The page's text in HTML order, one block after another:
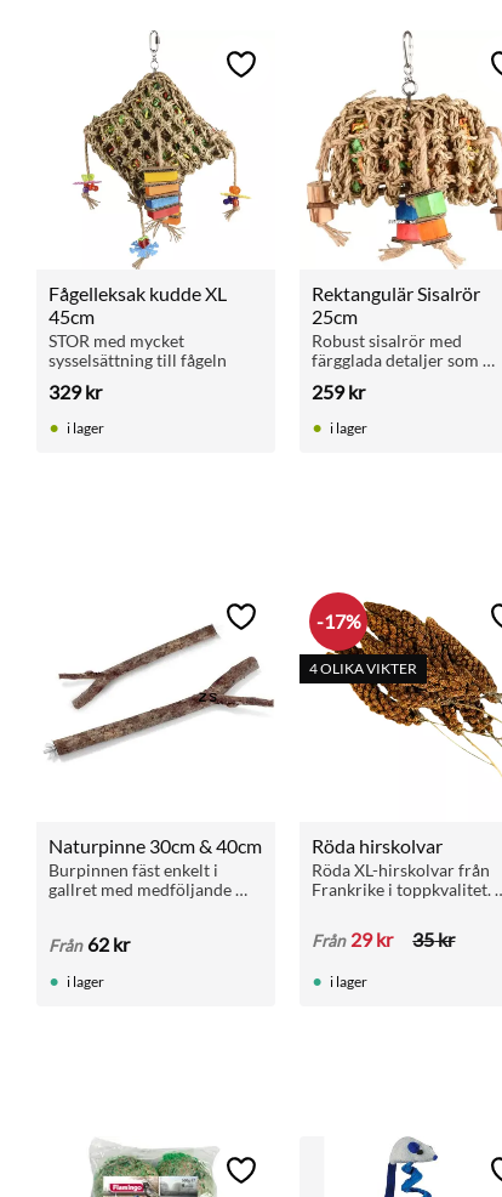
Fågelleksak kudde XL
45cm
STOR med mycket
sysselsättning till fågeln
329kr
Lägg till i favoriter
i lager
Rektangulär Sisalrör
25cm
Robust sisalrör med
färgglada detaljer som
hos små och medelstora
fåglar.
259kr
i lager
Naturpinne 30cm & 40cm
Burpinnen fäst enkelt i
gallret med medföljande
Från 62 kr
Lägg till i favoriter
i lager
Röda hirskolvar
Röda XL-hirskolvar från
Frankrike i toppkvalitet.
Utmärkt vid häckning och
som stimulerande
Från 29kr 35kr
17%
4 OLIKA VIKTER
i lager
Lägg till i favoriter